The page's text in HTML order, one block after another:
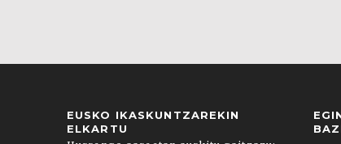
EUSKO IKASKUNTZAREKIN
ELKARTU